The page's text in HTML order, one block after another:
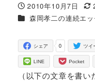
投稿日
2010年10月7日
更
カテゴリー
森岡孝二の連続エッ
0
シェア ツイ
LINE Pocket
（以下の文章を書